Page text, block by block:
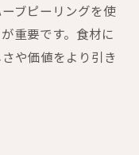
ブピーリングを使
重要です。食材に
や価値をより引き